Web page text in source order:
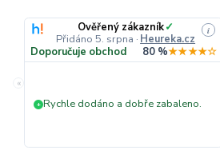
«
Ověřený zákazník✓
Přidáno 5. srpna · Heureka.cz
i
Doporučuje obchod 80 %★★★★☆
+ Rychle dodáno a dobře zabaleno.